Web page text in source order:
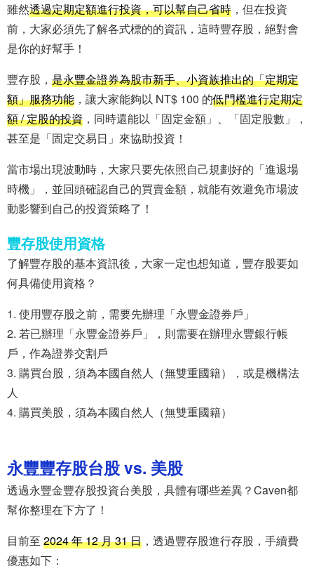
雖然透過定期定額進行投資，可以幫自己省時 ，但在投資
前，大家必須先了解各式標的的資訊，這時豐存股，絕對會
是你的好幫手！
豐存股， 是永豐金證券為股市新手、小資族推出的「定期定
額」服務功能 ，讓大家能夠以 NT$ 100 的低門檻進行定期定
額 / 定股的投資 ，同時還能以「固定金額」、「固定股數」，
甚至是「固定交易日」來協助投資！
當市場出現波動時，大家只要先依照自己規劃好的「進退場
時機」，並回頭確認自己的買賣金額，就能有效避免市場波
動影響到自己的投資策略了！
豐存股使用資格
了解豐存股的基本資訊後，大家一定也想知道，豐存股要如
何具備使用資格？
使用豐存股之前，需要先辦理「永豐金證券戶」
若已辦理「永豐金證券戶」，則需要在辦理永豐銀行帳
戶，作為證券交割戶
購買台股，須為本國自然人（無雙重國籍），或是機構法
人
購買美股，須為本國自然人（無雙重國籍）
永豐豐存股台股 vs. 美股
透過永豐金豐存股投資台美股，具體有哪些差異？Caven都
幫你整理在下方了！
目前至 2024 年 12 月 31 日 ，透過豐存股進行存股，手續費
優惠如下：